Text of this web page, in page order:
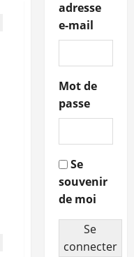
adresse
e-mail
Mot de
passe
Se
souvenir
de moi
Se
connecter